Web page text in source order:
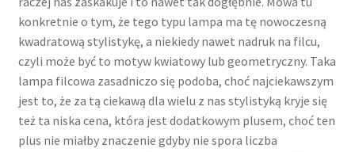
konkretnie o tym, że tego typu lampa ma tę nowoczesną
kwadratową stylistykę, a niekiedy nawet nadruk na filcu,
czyli może być to motyw kwiatowy lub geometryczny. Taka
lampa filcowa zasadniczo się podoba, choć najciekawszym
jest to, że za tą ciekawą dla wielu z nas stylistyką kryje się
też ta niska cena, która jest dodatkowym plusem, choć ten
plus nie miałby znaczenie gdyby nie spora liczba